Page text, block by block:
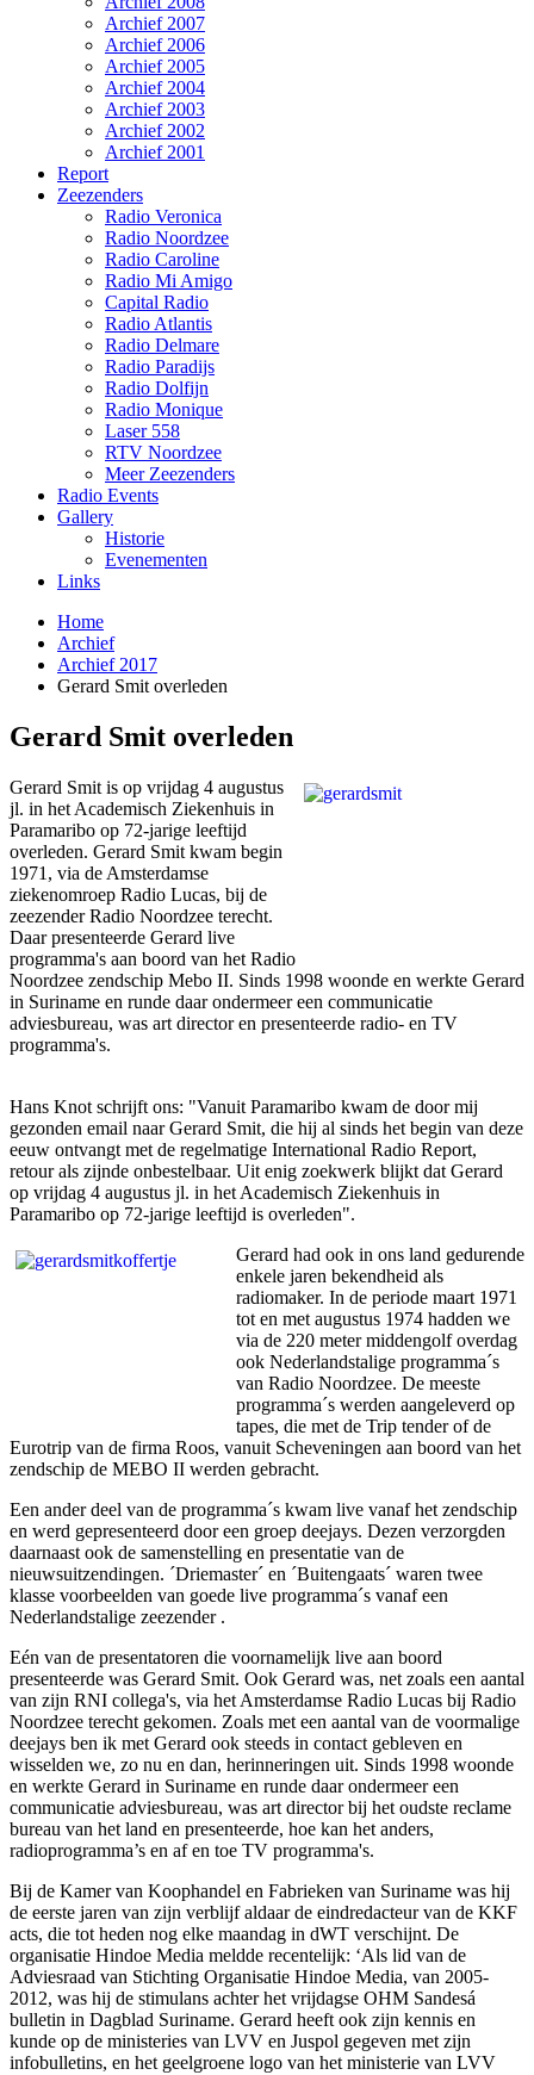
Archief 2007
Archief 2006
Archief 2005
Archief 2004
Archief 2003
Archief 2002
Archief 2001
Report
Zeezenders
Radio Veronica
Radio Noordzee
Radio Caroline
Radio Mi Amigo
Capital Radio
Radio Atlantis
Radio Delmare
Radio Paradijs
Radio Dolfijn
Radio Monique
Laser 558
RTV Noordzee
Meer Zeezenders
Radio Events
Gallery
Historie
Evenementen
Links
Home
Archief
Archief 2017
Gerard Smit overleden
Gerard Smit overleden
Gerard Smit is op vrijdag 4 augustus
jl. in het Academisch Ziekenhuis in
Paramaribo op 72-jarige leeftijd
overleden. Gerard Smit kwam begin
1971, via de Amsterdamse
ziekenomroep Radio Lucas, bij de
zeezender Radio Noordzee terecht.
Daar presenteerde Gerard live
programma's aan boord van het Radio
Noordzee zendschip Mebo II. Sinds 1998 woonde en werkte Gerard
in Suriname en runde daar ondermeer een communicatie
adviesbureau, was art director en presenteerde radio- en TV
programma's.
Hans Knot schrijft ons: "Vanuit Paramaribo kwam de door mij
gezonden email naar Gerard Smit, die hij al sinds het begin van deze
eeuw ontvangt met de regelmatige International Radio Report,
retour als zijnde onbestelbaar. Uit enig zoekwerk blijkt dat Gerard
op vrijdag 4 augustus jl. in het Academisch Ziekenhuis in
Paramaribo op 72-jarige leeftijd is overleden".
Gerard had ook in ons land gedurende
enkele jaren bekendheid als
radiomaker. In de periode maart 1971
tot en met augustus 1974 hadden we
via de 220 meter middengolf overdag
ook Nederlandstalige programma´s
van Radio Noordzee. De meeste
programma´s werden aangeleverd op
tapes, die met de Trip tender of de
Eurotrip van de firma Roos, vanuit Scheveningen aan boord van het
zendschip de MEBO II werden gebracht.
Een ander deel van de programma´s kwam live vanaf het zendschip
en werd gepresenteerd door een groep deejays. Dezen verzorgden
daarnaast ook de samenstelling en presentatie van de
nieuwsuitzendingen. ´Driemaster´ en ´Buitengaats´ waren twee
klasse voorbeelden van goede live programma´s vanaf een
Nederlandstalige zeezender .
Eén van de presentatoren die voornamelijk live aan boord
presenteerde was Gerard Smit. Ook Gerard was, net zoals een aantal
van zijn RNI collega's, via het Amsterdamse Radio Lucas bij Radio
Noordzee terecht gekomen. Zoals met een aantal van de voormalige
deejays ben ik met Gerard ook steeds in contact gebleven en
wisselden we, zo nu en dan, herinneringen uit. Sinds 1998 woonde
en werkte Gerard in Suriname en runde daar ondermeer een
communicatie adviesbureau, was art director bij het oudste reclame
bureau van het land en presenteerde, hoe kan het anders,
radioprogramma’s en af en toe TV programma's.
Bij de Kamer van Koophandel en Fabrieken van Suriname was hij
de eerste jaren van zijn verblijf aldaar de eindredacteur van de KKF
acts, die tot heden nog elke maandag in dWT verschijnt. De
organisatie Hindoe Media meldde recentelijk: ‘Als lid van de
Adviesraad van Stichting Organisatie Hindoe Media, van 2005-
2012, was hij de stimulans achter het vrijdagse OHM Sandesá
bulletin in Dagblad Suriname. Gerard heeft ook zijn kennis en
kunde op de ministeries van LVV en Juspol gegeven met zijn
infobulletins, en het geelgroene logo van het ministerie van LVV